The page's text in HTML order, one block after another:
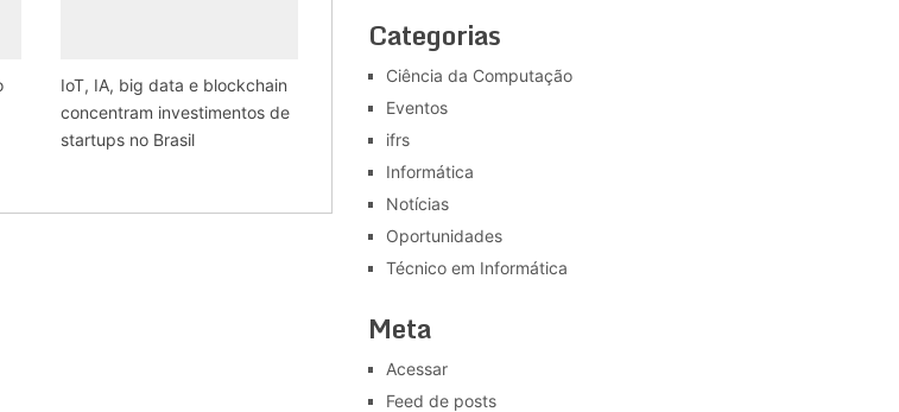
IoT, IA, big data e blockchain
concentram investimentos de
startups no Brasil
Categorias
Ciência da Computação
Eventos
ifrs
Informática
Notícias
Oportunidades
Técnico em Informática
Meta
Acessar
Feed de posts